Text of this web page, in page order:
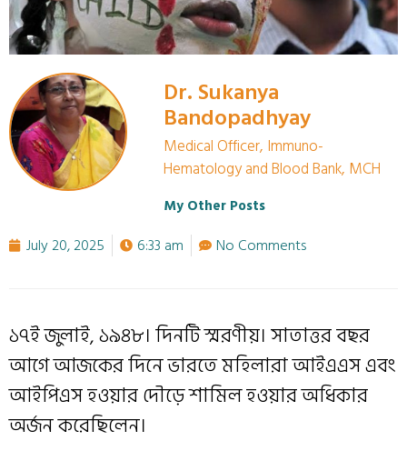
Dr. Sukanya
Bandopadhyay
Medical Officer, Immuno-
Hematology and Blood Bank, MCH
My Other Posts
July 20, 2025 6:33 am No Comments
১৭ই জুলাই, ১৯৪৮। দিনটি স্মরণীয়। সাতাত্তর বছর
আগে আজকের দিনে ভারতে মহিলারা আইএএস এবং
আইপিএস হওয়ার দৌড়ে শামিল হওয়ার অধিকার
অর্জন করেছিলেন।